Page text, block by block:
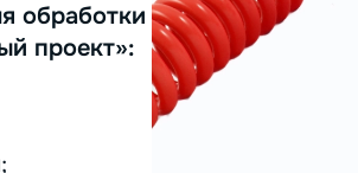
обработки
проект»: